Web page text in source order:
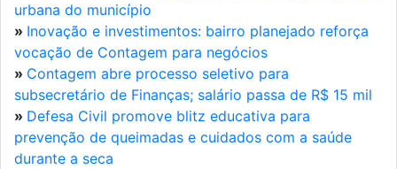
urbana do município
» Inovação e investimentos: bairro planejado reforça
vocação de Contagem para negócios
» Contagem abre processo seletivo para
subsecretário de Finanças; salário passa de R$ 15 mil
» Defesa Civil promove blitz educativa para
prevenção de queimadas e cuidados com a saúde
durante a seca